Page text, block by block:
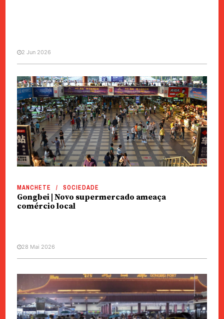
SOCIEDADE
Gongbei | Mais de 100 mil
pessoas na inauguração de
centro comercial
2 Jun 2026
MANCHETE SOCIEDADE
Gongbei | Novo supermercado ameaça
comércio local
28 Mai 2026